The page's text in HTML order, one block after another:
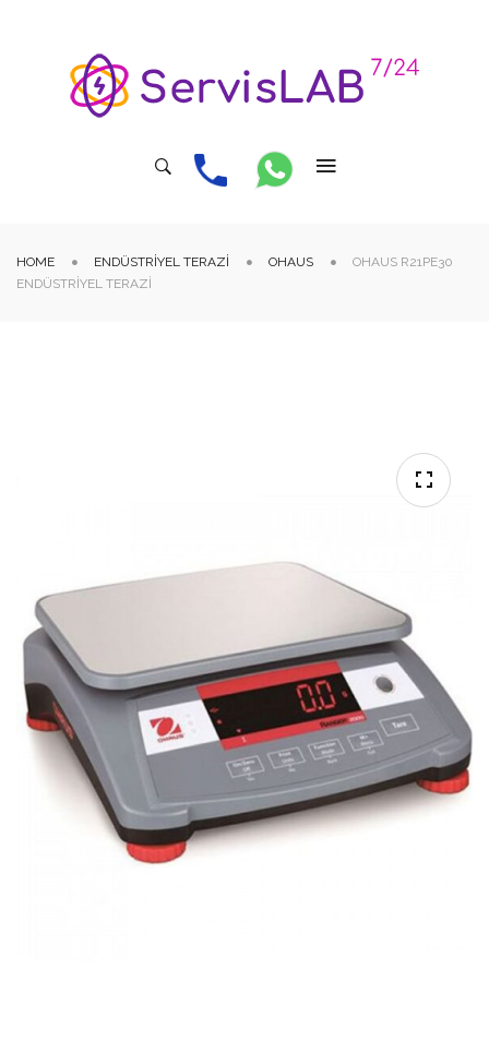
HOME ENDÜSTRIYEL TERAZI OHAUS
OHAUS R21PE30
ENDÜSTRIYEL TERAZI